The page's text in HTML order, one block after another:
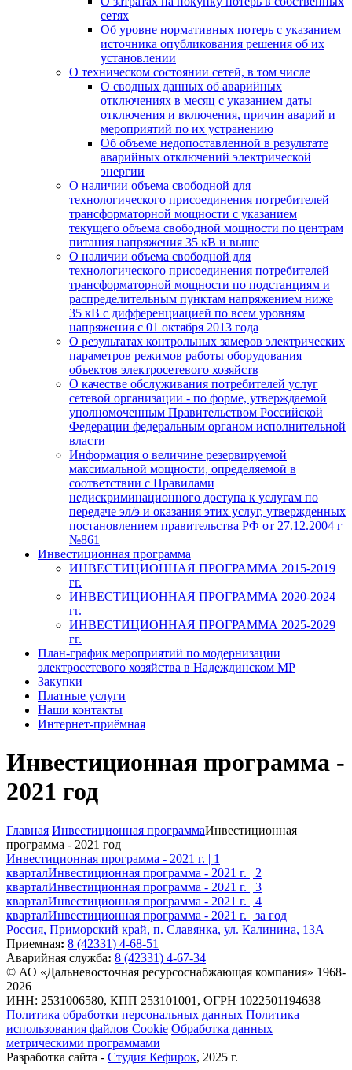
сетях
Об уровне нормативных потерь с указанием
источника опубликования решения об их
установлении
О техническом состоянии сетей, в том числе
О сводных данных об аварийных
отключениях в месяц с указанием даты
отключения и включения, причин аварий и
мероприятий по их устранению
Об объеме недопоставленной в результате
аварийных отключений электрической
энергии
О наличии объема свободной для
технологического присоединения потребителей
трансформаторной мощности с указанием
текущего объема свободной мощности по центрам
питания напряжения 35 кВ и выше
О наличии объема свободной для
технологического присоединения потребителей
трансформаторной мощности по подстанциям и
распределительным пунктам напряжением ниже
35 кВ с дифференциацией по всем уровням
напряжения с 01 октября 2013 года
О результатах контрольных замеров электрических
параметров режимов работы оборудования
объектов электросетевого хозяйств
О качестве обслуживания потребителей услуг
сетевой организации - по форме, утверждаемой
уполномоченным Правительством Российской
Федерации федеральным органом исполнительной
власти
Информация о величине резервируемой
максимальной мощности, определяемой в
соответствии с Правилами
недискриминационного доступа к услугам по
передаче эл/э и оказания этих услуг, утвержденных
постановлением правительства РФ от 27.12.2004 г
№861
Инвестиционная программа
ИНВЕСТИЦИОННАЯ ПРОГРАММА 2015-2019
гг.
ИНВЕСТИЦИОННАЯ ПРОГРАММА 2020-2024
гг.
ИНВЕСТИЦИОННАЯ ПРОГРАММА 2025-2029
гг.
План-график мероприятий по модернизации
электросетевого хозяйства в Надеждинском МР
Закупки
Платные услуги
Наши контакты
Интернет-приёмная
Инвестиционная программа -
2021 год
Главная Инвестиционная программаИнвестиционная
программа - 2021 год
Инвестиционная программа - 2021 г. | 1
кварталИнвестиционная программа - 2021 г. | 2
кварталИнвестиционная программа - 2021 г. | 3
кварталИнвестиционная программа - 2021 г. | 4
кварталИнвестиционная программа - 2021 г. | за год
Россия, Приморский край, п. Славянка, ул. Калинина, 13А
Приемная: 8 (42331) 4-68-51
Аварийная служба: 8 (42331) 4-67-34
© АО «Дальневосточная ресурсоснабжающая компания» 1968-
2026
ИНН: 2531006580, КПП 253101001, ОГРН 1022501194638
Политика обработки персональных данных Политика
использования файлов Cookie Обработка данных
метрическими программами
Разработка сайта - Студия Кефирок, 2025 г.